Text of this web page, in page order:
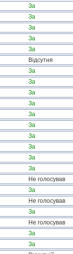
За
За
За
За
За
Відсутня
За
За
За
За
За
За
За
За
За
За
Не голосував
За
Не голосував
За
Не голосував
За
За